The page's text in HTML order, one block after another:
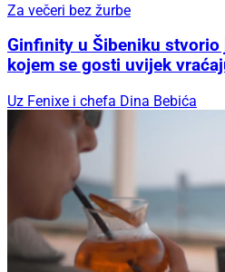
Za večeri bez žurbe
Ginfinity u Šibeniku
kojem se gosti uvijek
Uz Fenixe i chefa Dina Bebića